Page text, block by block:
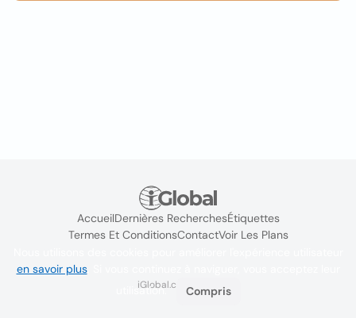
AccueilDernières RecherchesÉtiquettes
Termes Et ConditionsContactVoir Les Plans
iGlobal.co @ 2024
en savoir plus. Si vous continuez à naviguer, vous acceptez leur
utilisation.
Compris